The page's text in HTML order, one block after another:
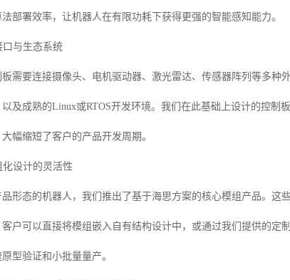
部署效率，让机器人在有限功耗下获得更强的智能感知能力。
口与生态系统
需要连接摄像头、电机驱动器、激光雷达、传感器阵列等多种
及成熟的Linux或RTOS开发环境。我们在此基础上设计的控制
幅缩短了客户的产品开发周期。
化设计的灵活性
形态的机器人，我们推出了基于海思方案的核心模组产品。这
户可以直接将模组嵌入自有结构设计中，或通过我们提供的
型验证和小批量量产。